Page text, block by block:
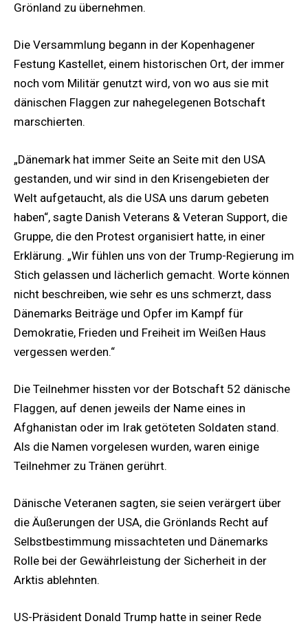
Grönland zu übernehmen.
Die Versammlung begann in der Kopenhagener
Festung Kastellet, einem historischen Ort, der immer
noch vom Militär genutzt wird, von wo aus sie mit
dänischen Flaggen zur nahegelegenen Botschaft
marschierten.
„Dänemark hat immer Seite an Seite mit den USA
gestanden, und wir sind in den Krisengebieten der
Welt aufgetaucht, als die USA uns darum gebeten
haben“, sagte Danish Veterans & Veteran Support, die
Gruppe, die den Protest organisiert hatte, in einer
Erklärung. „Wir fühlen uns von der Trump-Regierung im
Stich gelassen und lächerlich gemacht. Worte können
nicht beschreiben, wie sehr es uns schmerzt, dass
Dänemarks Beiträge und Opfer im Kampf für
Demokratie, Frieden und Freiheit im Weißen Haus
vergessen werden.“
Die Teilnehmer hissten vor der Botschaft 52 dänische
Flaggen, auf denen jeweils der Name eines in
Afghanistan oder im Irak getöteten Soldaten stand.
Als die Namen vorgelesen wurden, waren einige
Teilnehmer zu Tränen gerührt.
Dänische Veteranen sagten, sie seien verärgert über
die Äußerungen der USA, die Grönlands Recht auf
Selbstbestimmung missachteten und Dänemarks
Rolle bei der Gewährleistung der Sicherheit in der
Arktis ablehnten.
US-Präsident Donald Trump hatte in seiner Rede